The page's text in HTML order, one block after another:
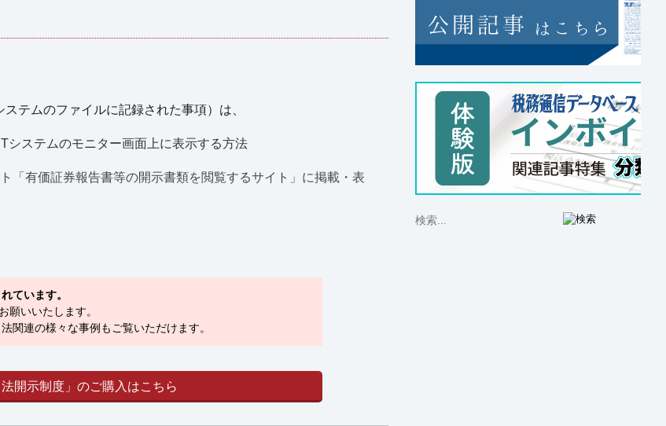
テムのファイルに記録された事項）は、
ステムのモニター画面上に表示する方法
有価証券報告書等の開示書類を閲覧するサイト」に掲載・表
ています。
願いいたします。
関連の様々な事例もご覧いただけます。
法開示制度」のご購入はこちら